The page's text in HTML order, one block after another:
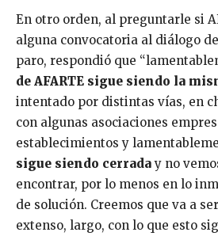
En otro orden, al preguntarle si
alguna convocatoria al diálogo
paro, respondió que
de AFARTE sigue siendo la
intentado por distintas vías, en
con algunas asociaciones
establecimientos y
sigue siendo cerraday no
encontrar, por lo menos en lo
de solución. Creemos que va a
extenso, largo, con lo que esto